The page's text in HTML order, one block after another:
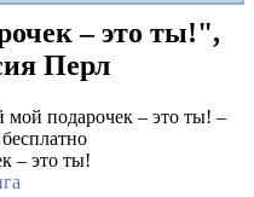
– это ты!",
Перл
– это ты!